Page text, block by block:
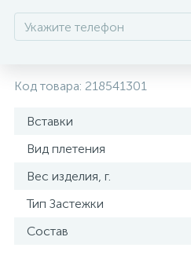
Код товара: 218541301
Вставки
Вид плетения
Вес изделия, г.
Тип Застежки
Состав